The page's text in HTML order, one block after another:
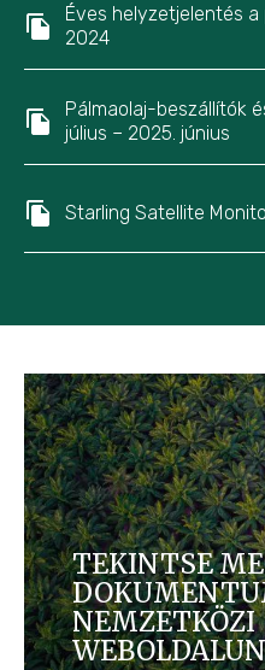
Éves helyzetjelentés
2024
Pálmaolaj-beszállítók
július – 2025. június
Starling Satellite
TEKINTSE
NEMZETKÖZI